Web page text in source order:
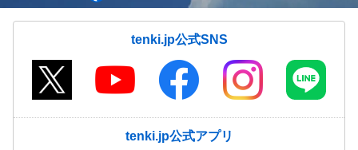
tenki.jp公式SNS
tenki.jp公式アプリ